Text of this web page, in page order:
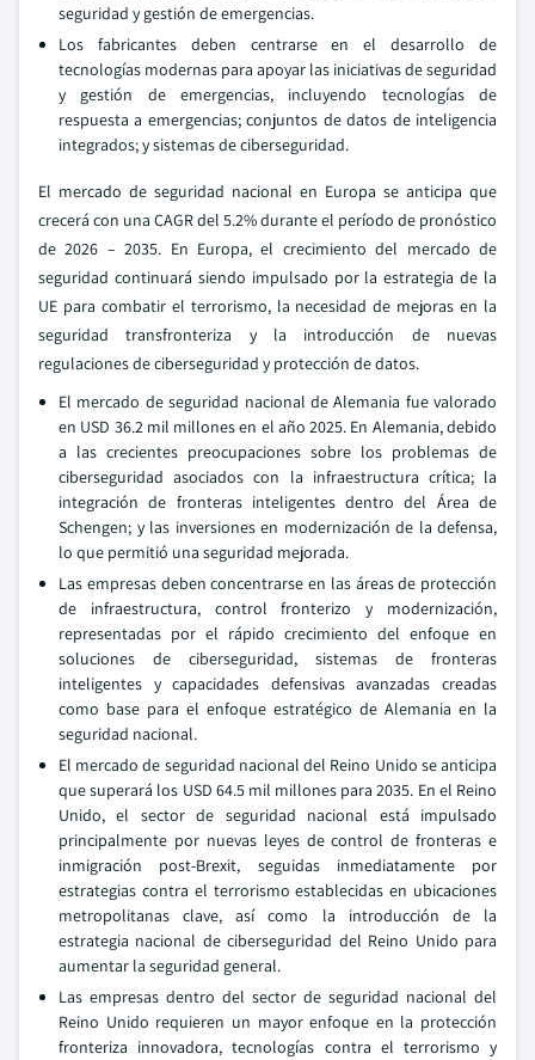
seguridad y gestión de emergencias.
Los fabricantes deben centrarse en el desarrollo de
tecnologías modernas para apoyar las iniciativas de seguridad
y gestión de emergencias, incluyendo tecnologías de
respuesta a emergencias; conjuntos de datos de inteligencia
integrados; y sistemas de ciberseguridad.
El mercado de seguridad nacional en Europa se anticipa que
crecerá con una CAGR del 5.2% durante el período de pronóstico
de 2026 – 2035. En Europa, el crecimiento del mercado de
seguridad continuará siendo impulsado por la estrategia de la
UE para combatir el terrorismo, la necesidad de mejoras en la
seguridad transfronteriza y la introducción de nuevas
regulaciones de ciberseguridad y protección de datos.
El mercado de seguridad nacional de Alemania fue valorado
en USD 36.2 mil millones en el año 2025. En Alemania, debido
a las crecientes preocupaciones sobre los problemas de
ciberseguridad asociados con la infraestructura crítica; la
integración de fronteras inteligentes dentro del Área de
Schengen; y las inversiones en modernización de la defensa,
lo que permitió una seguridad mejorada.
Las empresas deben concentrarse en las áreas de protección
de infraestructura, control fronterizo y modernización,
representadas por el rápido crecimiento del enfoque en
soluciones de ciberseguridad, sistemas de fronteras
inteligentes y capacidades defensivas avanzadas creadas
como base para el enfoque estratégico de Alemania en la
seguridad nacional.
El mercado de seguridad nacional del Reino Unido se anticipa
que superará los USD 64.5 mil millones para 2035. En el Reino
Unido, el sector de seguridad nacional está impulsado
principalmente por nuevas leyes de control de fronteras e
inmigración post-Brexit, seguidas inmediatamente por
estrategias contra el terrorismo establecidas en ubicaciones
metropolitanas clave, así como la introducción de la
estrategia nacional de ciberseguridad del Reino Unido para
aumentar la seguridad general.
Las empresas dentro del sector de seguridad nacional del
Reino Unido requieren un mayor enfoque en la protección
fronteriza innovadora, tecnologías contra el terrorismo y